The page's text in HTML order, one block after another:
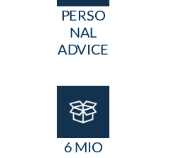
PERSO
NAL
ADVICE
6 MIO